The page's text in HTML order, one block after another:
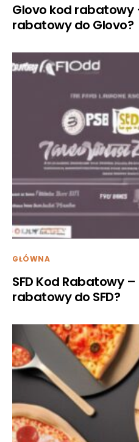
Glovo kod
rabatowy do Glovo?
GŁÓWNA
SFD Kod Rabatowy
rabatowy do SFD?